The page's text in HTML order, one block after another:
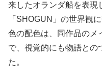
来したオランダ船を表現
「SHOGUN」の世界観
色の配色は、同作品のメ
で、視覚的にも物語との
た。